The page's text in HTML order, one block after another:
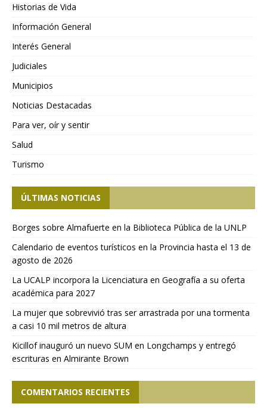
Historias de Vida
Información General
Interés General
Judiciales
Municipios
Noticias Destacadas
Para ver, oír y sentir
Salud
Turismo
ÚLTIMAS NOTICIAS
Borges sobre Almafuerte en la Biblioteca Pública de la UNLP
Calendario de eventos turísticos en la Provincia hasta el 13 de
agosto de 2026
La UCALP incorpora la Licenciatura en Geografía a su oferta
académica para 2027
La mujer que sobrevivió tras ser arrastrada por una tormenta
a casi 10 mil metros de altura
Kicillof inauguró un nuevo SUM en Longchamps y entregó
escrituras en Almirante Brown
COMENTARIOS RECIENTES